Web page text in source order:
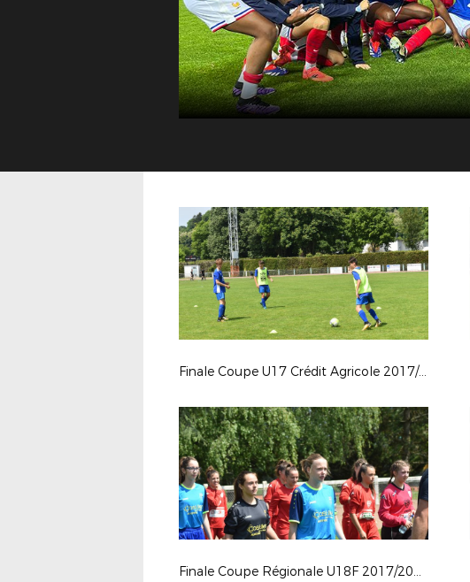
Finale Coupe U17 Crédit Agricole 2017/2018
Finale Coupe Régionale U18F 2017/2018